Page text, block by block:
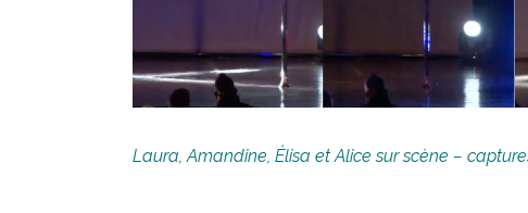
Laura, Amandine, Élisa et Alice sur scène –